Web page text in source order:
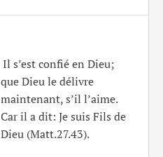
Il s’est confié en Dieu;
que Dieu le délivre
maintenant, s’il l’aime.
Car il a dit: Je suis Fils de
Dieu (Matt.27.43).